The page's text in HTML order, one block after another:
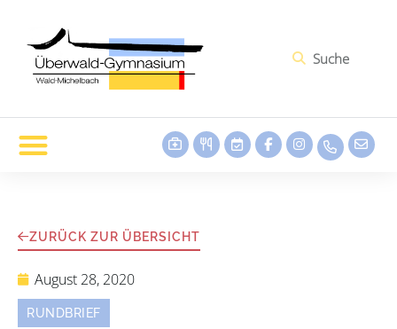
ZURÜCK ZUR ÜBERSICHT
August 28, 2020
RUNDBRIEF